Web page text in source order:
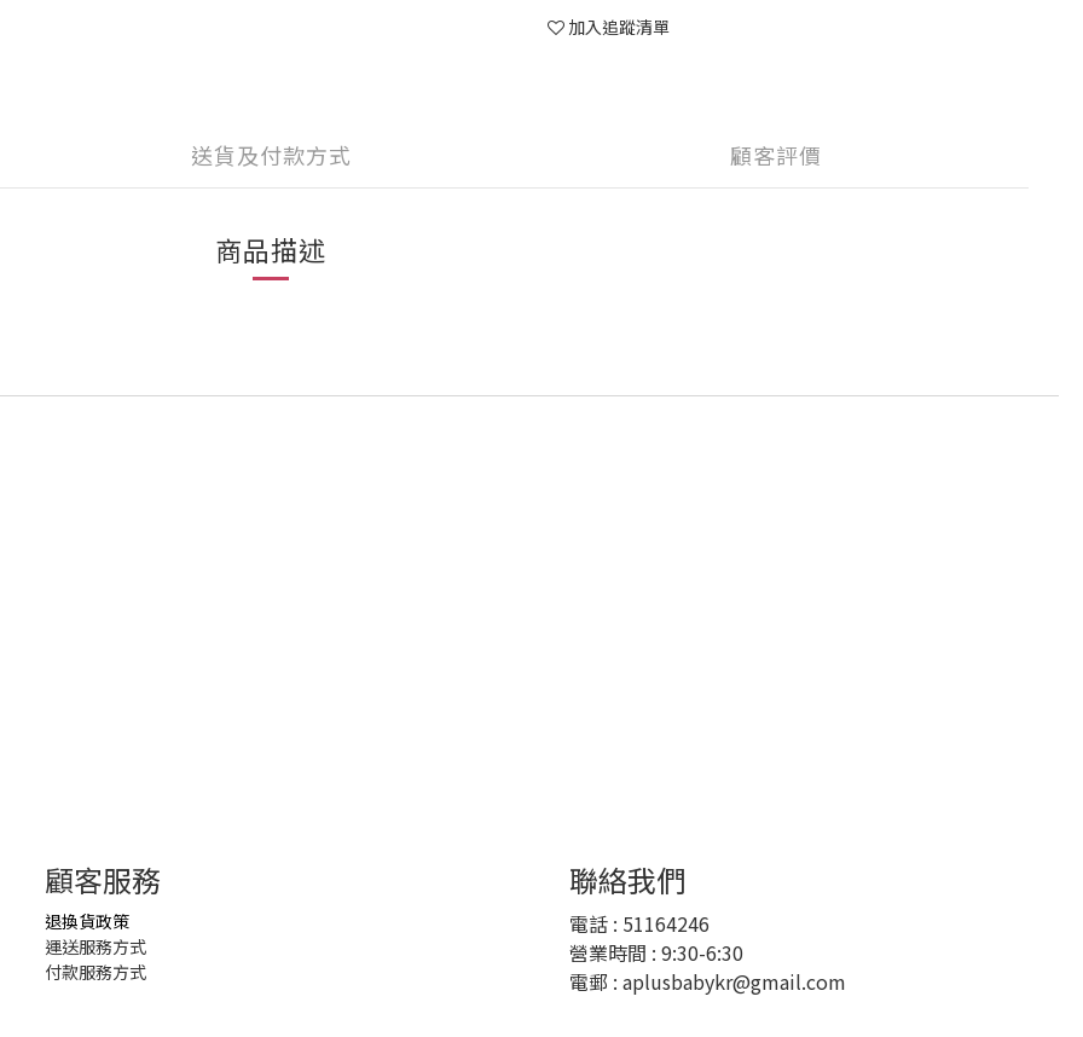
加入追蹤清單
送貨及付款方式 顧客評價
商品描述
顧客服務
退換貨政策
運送服務方式
付款服務方式
聯絡我們
電話 : 51164246
營業時間 : 9:30-6:30
電郵 : aplusbabykr@gmail.com